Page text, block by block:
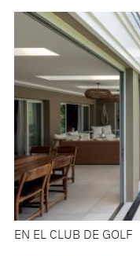
EN EL CLUB DE GOLF